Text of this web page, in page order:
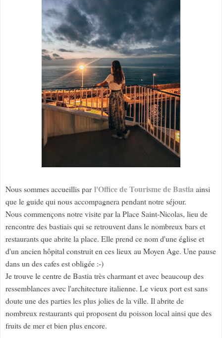
Nous sommes accueillis parl'Office de Tourisme de Bastia ainsi
que le guide qui nous accompagnera pendant notre séjour.
Nous commençons notre visite par la Place Saint-Nicolas, lieu de
rencontre des bastiais qui se retrouvent dans le nombreux bars et
restaurants que abrite la place. Elle prend ce nom d'une église et
d'un ancien hôpital construit en ces lieux au Moyen Age. Une pause
dans un des cafes est obligée :-)
Je trouve le centre de Bastia très charmant et avec beaucoup des
ressemblances avec l'architecture italienne. Le vieux port est sans
doute une des parties les plus jolies de la ville. Il abrite de
nombreux restaurants qui proposent du poisson local ainsi que des
fruits de mer et bien plus encore.